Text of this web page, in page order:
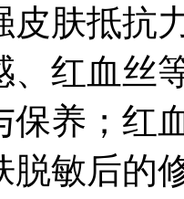
皮肤抵抗
、红血丝
保养；红
脱敏后的